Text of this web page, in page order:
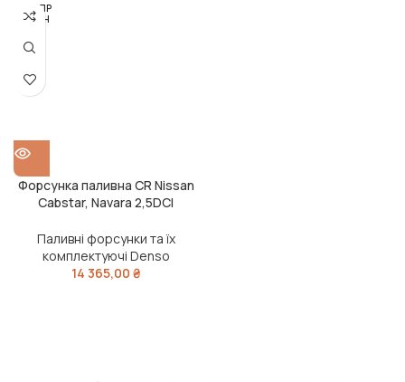
РОЗПР
ОДАН
Форсунка паливна CR Nissan
Cabstar, Navara 2,5DCI
во DENSO)
Паливні форсунки та їх
комплектуючі Denso
14 365,00 ₴